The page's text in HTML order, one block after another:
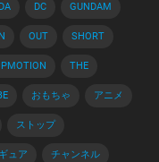
DA DC GUNDAM
OUT SHORT
THE
おもちゃ アニメ
ストップ
ュア チャンネル